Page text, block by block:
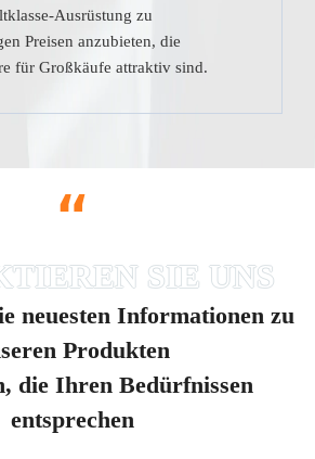
Ausrüstung zu
Preisen anzubieten, die
für Großkäufe attraktiv sind.
“
neuesten Informationen zu
Produkten
die Ihren Bedürfnissen
entsprechen